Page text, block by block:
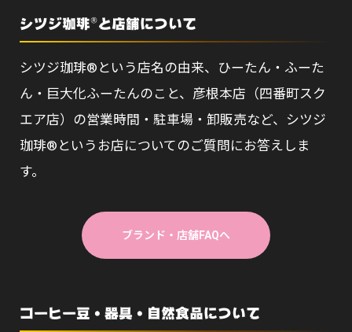
シツジ珈琲®と店舗について
シツジ珈琲®という店名の由来、ひーたん・ふーた
ん・巨大化ふーたんのこと、彦根本店（四番町スク
エア店）の営業時間・駐車場・卸販売など、シツジ
珈琲®というお店についてのご質問にお答えしま
す。
ブランド・店舗FAQへ
コーヒー豆・器具・自然食品について